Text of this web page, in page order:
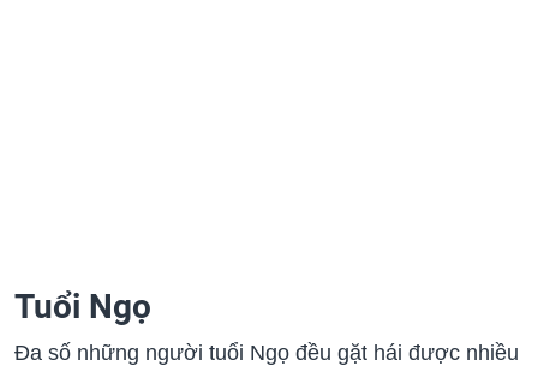
Tuổi Ngọ
Đa số những người tuổi Ngọ đều gặt hái được nhiều